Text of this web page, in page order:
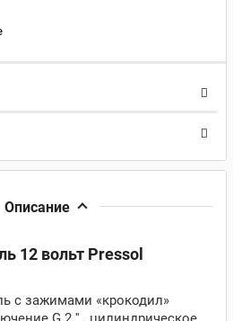
Описание
12 вольт Pressol
с зажимами «крокодил»